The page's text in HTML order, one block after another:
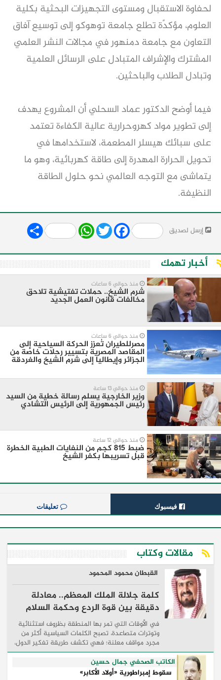
لحفاوة الاستقبال ومستوى التجهيزات البحثية بكلية
العلوم، مؤكدًة تطلع جامعة توهوكو إلى توسيع آفاق
التعاون مع جامعة دمنهور في مجالات النشر العلمي
المشترك والإشراف المتبادل على الرسائل العلمية
وتبادل الطلاب والباحثين.
فيما أوضح الدكتور عماد السحلي أن المشروع يهدف
إلى تطوير مواد كهروحرارية عالية الكفاءة تعتمد
على سبائك هيسلر المطعمة، لاستخدامها في
تحويل الحرارة المهدرة إلى طاقة كهربائية، وهو ما
يتماشى مع التوجه العالمي نحو حلول الطاقة
النظيفة.
إرسل لصديق Share WhatsApp
Twitter Facebook
أخبار تهمك
منذ حوالي 6 ساعات
شرم الشيخ.. حملات تفتيشية تلاحق
مخالفات قانون العمل الجديد
منذ حوالي 6 ساعات
مصرللطيران تُعزز الحركة السياحية إلى
المقاصد المصرية بتسيير رحلات خاصة من
الجزائر وإيطاليا إلى شرم الشيخ والغردقة
منذ حوالي 13 ساعة
وزير الخارجية يسلم رسالة خطية من السيد
رئيس الجمهورية إلى الرئيس التشادي
منذ حوالي 12 ساعة
ضبط 815 كجم من النفايات الطبية الخطرة
قبل تسريبها بكفر الشيخ
فيسبوك تعليقات
مقالات وكتاب
القبطان محمود المحمود
كلمة جلالة الملك المعظم.. معادلة
دقيقة بين قوة الردع وحكمة السلام
في الأوقات التي تمر بها المنطقة بظروف استثنائية
وتوترات متصاعدة، تصبح الكلمات السياسية أكثر من
مجرد مواقف معلنة؛ فهي تكشف طريقة تفكير الدول،
وكيفية إدارتها للأزمات، والحدود التي تفصل بين القوة
...
الكاتب الصحفي جمال حسين
سقوط إمبراطورية «أولاد الأكابر»